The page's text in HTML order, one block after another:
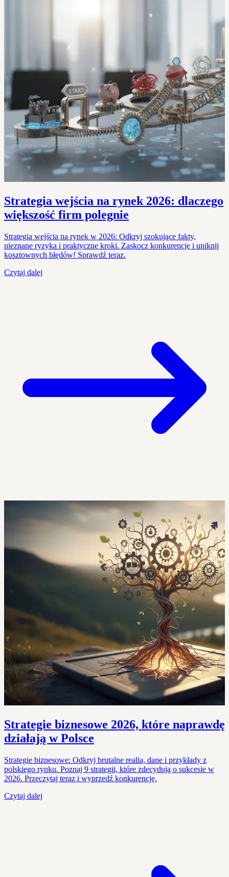
Strategia wejścia na rynek 2026: dlaczego
większość firm polegnie
Strategia wejścia na rynek w 2026: Odkryj szokujące fakty,
nieznane ryzyka i praktyczne kroki. Zaskocz konkurencję i uniknij
kosztownych błędów! Sprawdź teraz.
Czytaj dalej
Strategie biznesowe 2026, które naprawdę
działają w Polsce
Strategie biznesowe: Odkryj brutalne realia, dane i przykłady z
polskiego rynku. Poznaj 9 strategii, które zdecydują o sukcesie w
2026. Przeczytaj teraz i wyprzedź konkurencję.
Czytaj dalej